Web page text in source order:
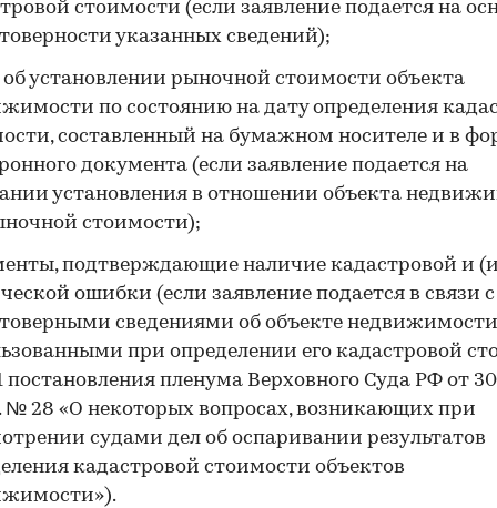
стоимости (если заявление подается на
указанных сведений);
об установлении рыночной стоимости объекта
по состоянию на дату определения
составленный на бумажном носителе и в
документа (если заявление подается на
установления в отношении объекта
стоимости);
подтверждающие наличие кадастровой и
ошибки (если заявление подается в связи с
сведениями об объекте
при определении его кадастровой
постановления пленума Верховного Суда РФ от
№ 28 «О некоторых вопросах, возникающих при
судами дел об оспаривании результатов
кадастровой стоимости объектов